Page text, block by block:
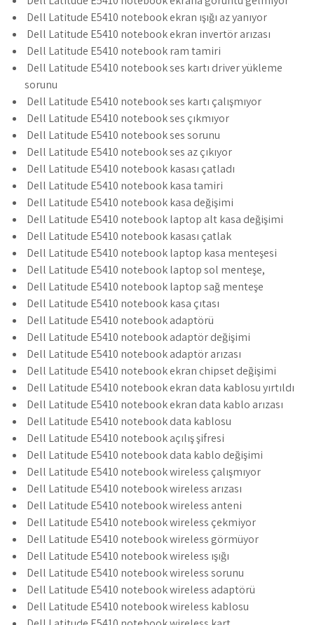
Dell Latitude E5410 notebook ekran ışığı az yanıyor
Dell Latitude E5410 notebook ekran invertör arızası
Dell Latitude E5410 notebook ram tamiri
Dell Latitude E5410 notebook ses kartı driver yükleme
sorunu
Dell Latitude E5410 notebook ses kartı çalışmıyor
Dell Latitude E5410 notebook ses çıkmıyor
Dell Latitude E5410 notebook ses sorunu
Dell Latitude E5410 notebook ses az çıkıyor
Dell Latitude E5410 notebook kasası çatladı
Dell Latitude E5410 notebook kasa tamiri
Dell Latitude E5410 notebook kasa değişimi
Dell Latitude E5410 notebook laptop alt kasa değişimi
Dell Latitude E5410 notebook kasası çatlak
Dell Latitude E5410 notebook laptop kasa menteşesi
Dell Latitude E5410 notebook laptop sol menteşe,
Dell Latitude E5410 notebook laptop sağ menteşe
Dell Latitude E5410 notebook kasa çıtası
Dell Latitude E5410 notebook adaptörü
Dell Latitude E5410 notebook adaptör değişimi
Dell Latitude E5410 notebook adaptör arızası
Dell Latitude E5410 notebook ekran chipset değişimi
Dell Latitude E5410 notebook ekran data kablosu yırtıldı
Dell Latitude E5410 notebook ekran data kablo arızası
Dell Latitude E5410 notebook data kablosu
Dell Latitude E5410 notebook açılış şifresi
Dell Latitude E5410 notebook data kablo değişimi
Dell Latitude E5410 notebook wireless çalışmıyor
Dell Latitude E5410 notebook wireless arızası
Dell Latitude E5410 notebook wireless anteni
Dell Latitude E5410 notebook wireless çekmiyor
Dell Latitude E5410 notebook wireless görmüyor
Dell Latitude E5410 notebook wireless ışığı
Dell Latitude E5410 notebook wireless sorunu
Dell Latitude E5410 notebook wireless adaptörü
Dell Latitude E5410 notebook wireless kablosu